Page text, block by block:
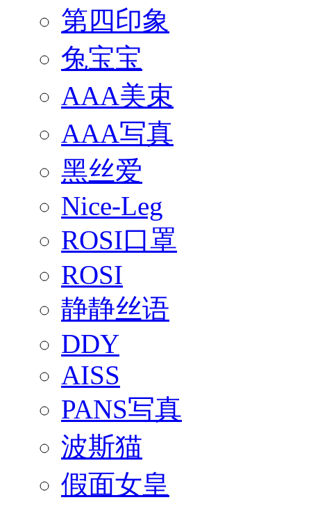
第四印象
兔宝宝
AAA美束
AAA写真
黑丝爱
Nice-Leg
ROSI口罩
ROSI
静静丝语
DDY
AISS
PANS写真
波斯猫
假面女皇